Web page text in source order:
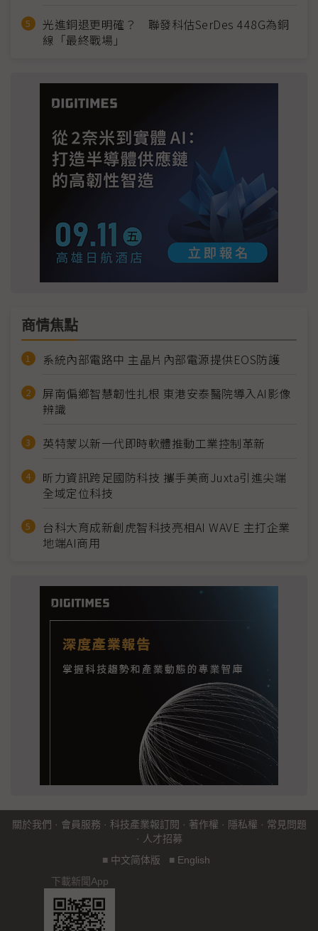
光進銅退更明確？ 聯發科估SerDes 448G為銅
線「最終戰場」
商情焦點
系統內部電路中 主晶片內部電源提供EOS防護
屏南偏鄉智慧韌性扎根 東港安泰醫院導入AI影像
辨識
英特蒙以新一代即時軟體推動工業控制革新
昕力資訊跨足國防科技 攜手美商Juxta引進尖端
全域定位科技
台科大育成新創虎智科技亮相AI WAVE 主打企業
地端AI商用
關於我們 · 會員服務 · 科技產業報訂閱 · 著作權 · 隱私權 · 常見問題
· 人才招募
■ 中文简体版 ■ English
下載新聞App